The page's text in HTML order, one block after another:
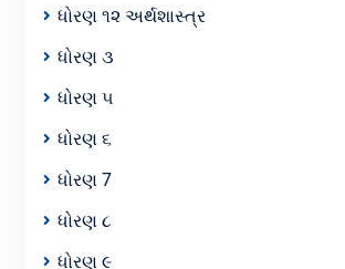
ધોરણ ૧૨ અર્થશાસ્ત્ર
ધોરણ ૩
ધોરણ ૫
ધોરણ ૬
ધોરણ 7
ધોરણ ૮
ધોરણ ૯